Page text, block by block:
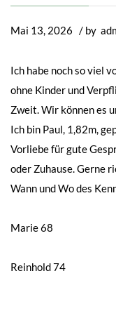
Mai 13, 2026 / by
Ich habe noch so viel
ohne Kinder und
Zweit. Wir können es
Ich bin Paul, 1,82m,
Vorliebe für gute
oder Zuhause. Gerne
Wann und Wo des
Marie 68
Reinhold 74